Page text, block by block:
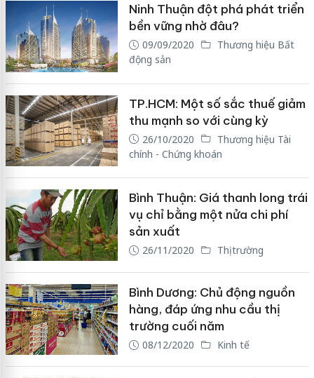
Ninh Thuận đột phá phát triển
bền vững nhờ đâu?
09/09/2020
Thương hiệu Bất
động sản
TP.HCM: Một số sắc thuế giảm
thu mạnh so với cùng kỳ
26/10/2020
Thương hiệu Tài
chính - Chứng khoán
Bình Thuận: Giá thanh long trái
vụ chỉ bằng một nửa chi phí
sản xuất
26/11/2020 Thị trường
Bình Dương: Chủ động nguồn
hàng, đáp ứng nhu cầu thị
trường cuối năm
08/12/2020 Kinh tế